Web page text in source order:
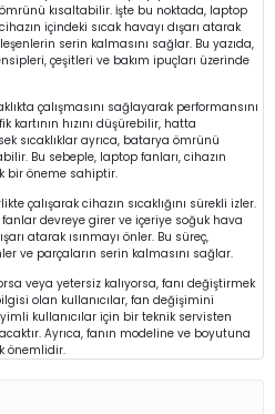
kısaltabilir. İşte bu noktada, laptop
içindeki sıcak havayı dışarı atarak
serin kalmasını sağlar. Bu yazıda,
çeşitleri ve bakım ipuçları üzerinde
çalışmasını sağlayarak performansını
kartının hızını düşürebilir, hatta
sıcaklıklar ayrıca, batarya ömrünü
Bu sebeple, laptop fanları, cihazın
bir öneme sahiptir.
çalışarak cihazın sıcaklığını sürekli izler.
fanlar devreye girer ve içeriye soğuk hava
atarak ısınmayı önler. Bu süreç,
ve parçaların serin kalmasını sağlar.
veya yetersiz kalıyorsa, fanı değiştirmek
olan kullanıcılar, fan değişimini
kullanıcılar için bir teknik servisten
Ayrıca, fanın modeline ve boyutuna
önemlidir.